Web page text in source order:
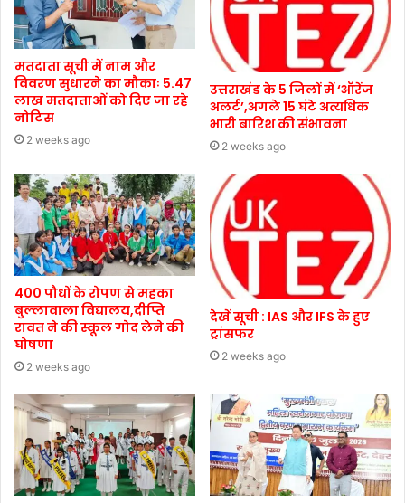
मतदाता सूची में नाम और
विवरण सुधारने का मौकाः 5.47
लाख मतदाताओं को दिए जा रहे
नोटिस
2 weeks ago
उत्तराखंड के 5 जिलों में ‘ऑरेंज
अलर्ट’,अगले 15 घंटे अत्यधिक
भारी बारिश की संभावना
2 weeks ago
400 पौधों के रोपण से महका
बुल्लावाला विद्यालय,दीप्ति
रावत ने की स्कूल गोद लेने की
घोषणा
2 weeks ago
देखें सूची : IAS और IFS के हुए
ट्रांसफर
2 weeks ago